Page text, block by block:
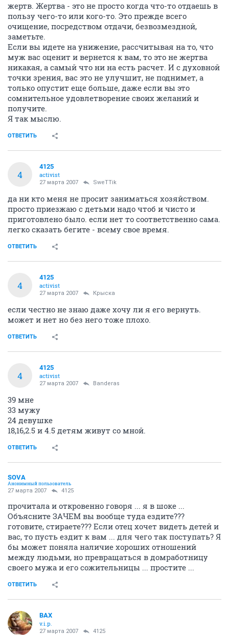
жертв. Жертва - это не просто когда что-то отдаешь в
пользу чего-то или кого-то. Это прежде всего
очищение, посредством отдачи, безвозмездной,
заметьте.
Если вы идете на унижение, рассчитывая на то, что
муж вас оценит и вернется к вам, то это не жертва
никакая, а самый что ни на есть расчет. И с духовной
точки зрения, вас это не улучшит, не поднимет, а
только опустит еще больше, даже если вы это
сомнительное удовлетворение своих желаний и
получите.
Я так мыслю.
ОТВЕТИТЬ
4
4125
activist
27 марта 2007 SweTTik
да ни кто меня не просит заниматься хозяйством.
просто приезжаю с детьми надо чтоб и чисто и
приготовлено было. если нет то соответственно сама.
легко сказать бегите - всему свое время.
ОТВЕТИТЬ
4
4125
activist
27 марта 2007 Крыска
если честно не знаю даже хочу ли я его вернуть.
может и нет но без него тоже плохо.
ОТВЕТИТЬ
4
4125
activist
27 марта 2007 Banderas
39 мне
33 мужу
24 девушке
18,16,2.5 и 4.5 детям живут со мной.
ОТВЕТИТЬ
SOVA
Анонимный пользователь
27 марта 2007 4125
прочитала и откровенно говоря ... я в шоке ...
Объясните ЗАЧЕМ вы вообще туда ездите???
готовите, стираете??? Если отец хочет видеть детей и
вас, то пусть ездит к вам ... для чего так поступать? Я
бы может поняла наличие хороших отношений
между людьми, но превращаться в домработницу
своего мужа и его сожительницы ... простите ...
ОТВЕТИТЬ
ВАХ
v.i.p.
27 марта 2007 4125